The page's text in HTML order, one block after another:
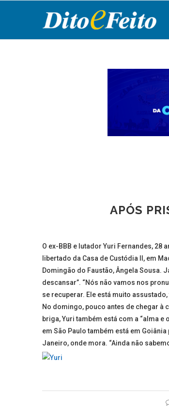
APÓS
O ex-BBB e lutador Yuri Fernandes, 28
libertado da Casa de Custódia II, em
Domingão do Faustão, Ângela Sousa.
descansar”. “Nós não vamos nos
se recuperar. Ele está muito
No domingo, pouco antes de chegar à
briga, Yuri também está com a “alma
em São Paulo também está em
Janeiro, onde mora. “Ainda não